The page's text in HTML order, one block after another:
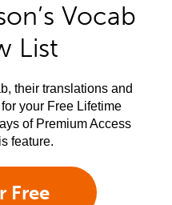
Vocab
List
their translations and
your Free Lifetime
of Premium Access
feature.
Free